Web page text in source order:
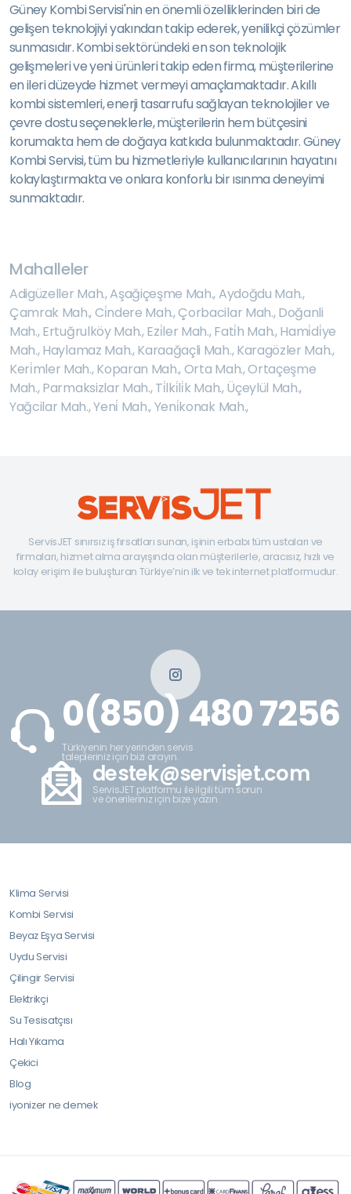
Güney Kombi Servisi'nin en önemli özelliklerinden biri de
gelişen teknolojiyi yakından takip ederek, yenilikçi çözümler
sunmasıdır. Kombi sektöründeki en son teknolojik
gelişmeleri ve yeni ürünleri takip eden firma, müşterilerine
en ileri düzeyde hizmet vermeyi amaçlamaktadır. Akıllı
kombi sistemleri, enerji tasarrufu sağlayan teknolojiler ve
çevre dostu seçeneklerle, müşterilerin hem bütçesini
korumakta hem de doğaya katkıda bulunmaktadır. Güney
Kombi Servisi, tüm bu hizmetleriyle kullanıcılarının hayatını
kolaylaştırmakta ve onlara konforlu bir ısınma deneyimi
sunmaktadır.
Mahalleler
Adigüzeller Mah.,Aşağiçeşme Mah.,Aydoğdu Mah.,
Çamrak Mah.,Ci̇ndere Mah.,Çorbacilar Mah.,Doğanli
Mah.,Ertuğrulköy Mah.,Ezi̇ler Mah.,Fati̇h Mah.,Hami̇di̇ye
Mah.,Haylamaz Mah.,Karaağaçli Mah.,Karagözler Mah.,
Keri̇mler Mah.,Koparan Mah.,Orta Mah.,Ortaçeşme
Mah.,Parmaksizlar Mah.,Ti̇lki̇li̇k Mah.,Üçeylül Mah.,
Yağcilar Mah.,Yeni̇ Mah.,Yeni̇konak Mah.,
ServisJET sınırsız iş fırsatları sunan, işinin erbabı tüm ustaları ve
firmaları, hizmet alma arayışında olan müşterilerle, aracısız, hızlı ve
kolay erişim ile buluşturan Türkiye’nin ilk ve tek internet platformudur.
0(850) 480 7256
Türkiyenin her yerinden servis
talepleriniz için bizi arayın.
destek@servisjet.com
ServisJET platformu ile ilgili tüm sorun
ve önerileriniz için bize yazın.
Klima Servisi
Kombi Servisi
Beyaz Eşya Servisi
Uydu Servisi
Çilingir Servisi
Elektrikçi
Su Tesisatçısı
Halı Yıkama
Çekici
Blog
iyonizer ne demek